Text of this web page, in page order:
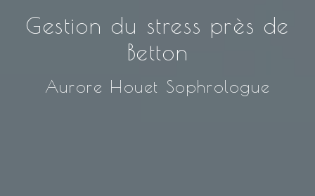
Gestion du stress près de
Betton
Aurore Houet Sophrologue